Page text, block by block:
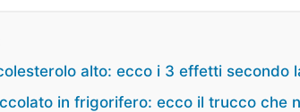
alto: ecco i 3 effetti secondo
in frigorifero: ecco il trucco che